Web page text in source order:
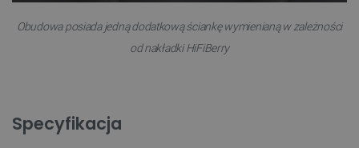
Obudowa posiada jedną dodatkową ściankę wymienianą w zależności
od nakładki HiFiBerry
Specyfikacja